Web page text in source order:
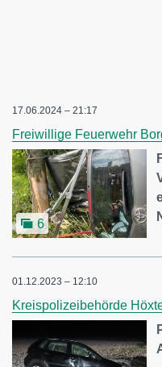
17.06.2024 – 21:17
Freiwillige Feuerwehr
6
01.12.2023 – 12:10
Kreispolizeibehörde